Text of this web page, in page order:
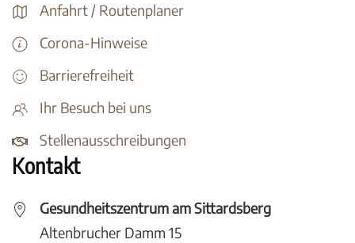
Anfahrt / Routenplaner
Corona-Hinweise
Barrierefreiheit
Ihr Besuch bei uns
Stellenausschreibungen
Kontakt
Gesundheitszentrum am Sittardsberg
Altenbrucher Damm 15